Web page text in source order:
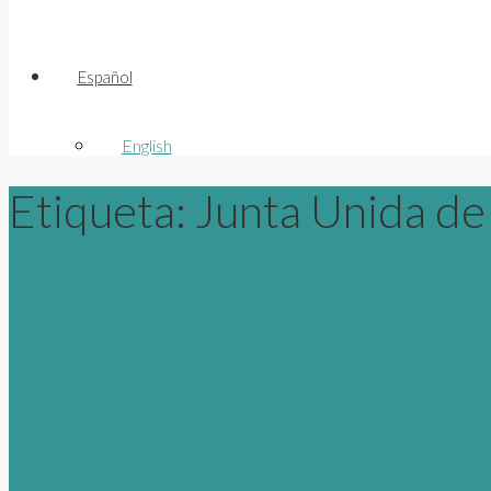
Español
English
Etiqueta: Junta Unida